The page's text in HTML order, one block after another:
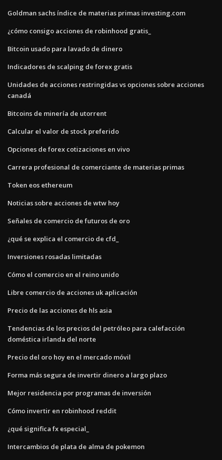
Goldman sachs índice de materias primas investing.com
¿cómo consigo acciones de robinhood gratis_
Bitcoin usado para lavado de dinero
Indicadores de scalping de forex gratis
Unidades de acciones restringidas vs opciones sobre acciones
canadá
Bitcoins de minería de utorrent
Calcular el valor de stock preferido
Opciones de forex cotizaciones en vivo
Carrera profesional de comerciante de materias primas
Token eos ethereum
Noticias sobre acciones de wtw hoy
Señales de comercio de futuros de oro
¿qué se explica el comercio de cfd_
Inversiones rosadas limitadas
Cómo el comercio en el reino unido
Libre comercio de acciones uk aplicación
Precio de las acciones de hls asia
Tendencias de los precios del petróleo para calefacción
doméstica irlanda del norte
Precio del oro hoy en el mercado móvil
Forma más segura de invertir dinero a largo plazo
Mejor residencia por programas de inversión
Cómo invertir en robinhood reddit
¿qué significa fx especial_
Intercambios de plata de alma de pokemon